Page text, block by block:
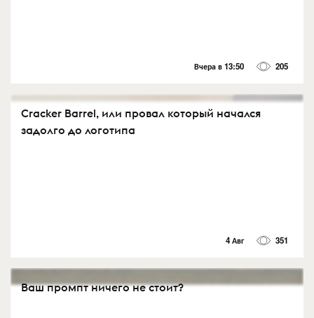
Вчера в 13:50 205
Cracker Barrel, или провал который начался
задолго до логотипа
4 Авг 351
Ваш промпт ничего не стоит?